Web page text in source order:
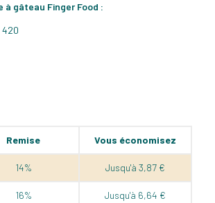
gâteau Finger Food :
420
Remise Vous économisez
14% Jusqu'à 3,87 €
16% Jusqu'à 6,64 €